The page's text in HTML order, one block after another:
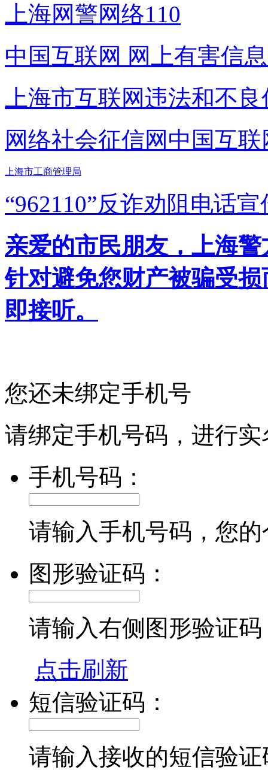
上海网警网络110
中国互联网 网上有害信
上海市互联网违法和不
网络社会征信网 中国互
上海市工商管理局
“962110”反诈劝阻电话宣
亲爱的市民朋友，上海
针对避免您财产被骗受
即接听。
您还未绑定手机号
请绑定手机号码，进行
手机号码：
请输入手机号码，您
图形验证码：
请输入右侧图形验证码
点击刷新
短信验证码：
请输入接收的短信验证